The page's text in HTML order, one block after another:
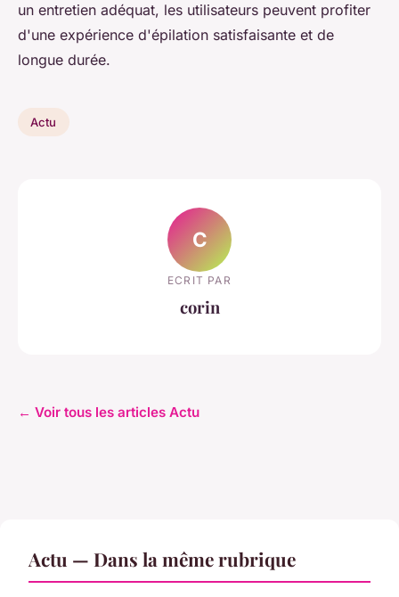
un entretien adéquat, les utilisateurs peuvent profiter
d'une expérience d'épilation satisfaisante et de
longue durée.
Actu
C
ECRIT PAR
corin
← Voir tous les articles Actu
Actu — Dans la même rubrique